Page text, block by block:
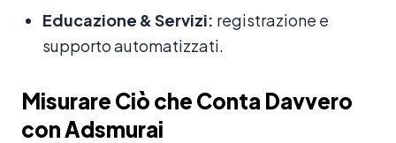
Educazione & Servizi: registrazione e
supporto automatizzati.
Misurare Ciò che Conta Davvero
con Adsmurai